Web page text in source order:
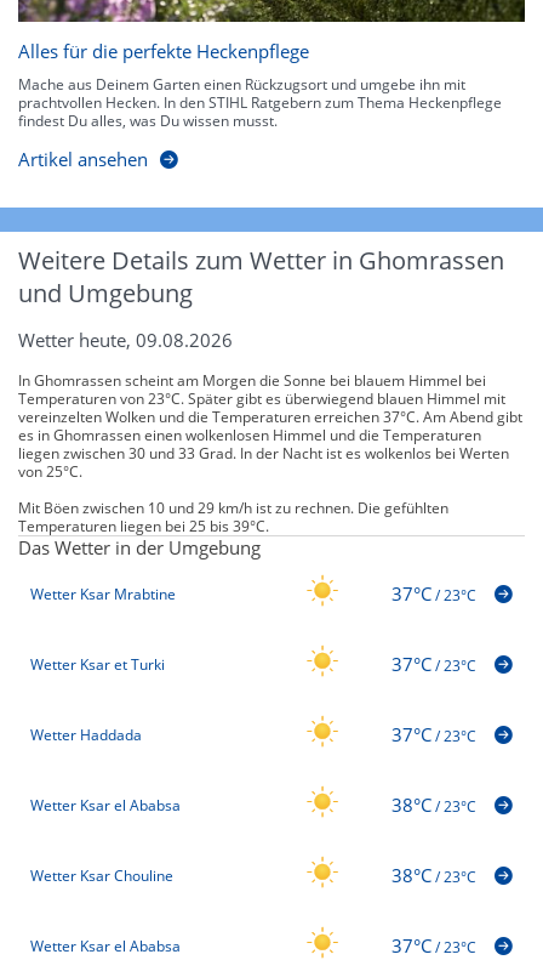
Alles für die perfekte Heckenpflege
Mache aus Deinem Garten einen Rückzugsort und umgebe ihn mit
prachtvollen Hecken. In den STIHL Ratgebern zum Thema Heckenpflege
findest Du alles, was Du wissen musst.
Artikel ansehen
Weitere Details zum Wetter in Ghomrassen
und Umgebung
Wetter heute, 09.08.2026
In Ghomrassen scheint am Morgen die Sonne bei blauem Himmel bei
Temperaturen von 23°C. Später gibt es überwiegend blauen Himmel mit
vereinzelten Wolken und die Temperaturen erreichen 37°C. Am Abend gibt
es in Ghomrassen einen wolkenlosen Himmel und die Temperaturen
liegen zwischen 30 und 33 Grad. In der Nacht ist es wolkenlos bei Werten
von 25°C.
Mit Böen zwischen 10 und 29 km/h ist zu rechnen. Die gefühlten
Temperaturen liegen bei 25 bis 39°C.
Das Wetter in der Umgebung
Wetter Ksar Mrabtine 37°C/23°C
Wetter Ksar et Turki 37°C/23°C
Wetter Haddada 37°C/23°C
Wetter Ksar el Ababsa 38°C/23°C
Wetter Ksar Chouline 38°C/23°C
Wetter Ksar el Ababsa 37°C/23°C